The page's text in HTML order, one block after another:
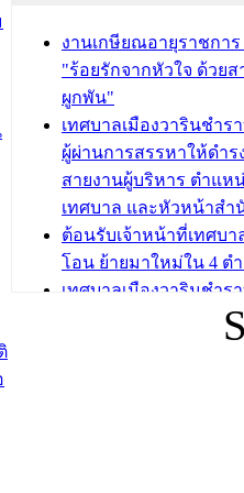
กองสวัสดิการสังคม เทศ
วารินชำราบ จัดโครงก
ระยะสั้น ประจำปี 2568
ถักทอผลิตภัณฑ์จากถุง
บทความ อื่นๆ ...
งานเกษียณอายุราชการ
"ร้อยรักจากหัวใจ ด้วยส
ผูกพัน"
เทศบาลเมืองวารินชำร
ผู้ผ่านการสรรหาให้ดำร
สายงานผู้บริหาร ตำแห
เทศบาล และหัวหน้าสำ
ต้อนรับเจ้าหน้าที่เทศบา
โอน ย้ายมาใหม่ใน 4 ต
เทศบาลเมืองวารินชำร
ต้อนรับพนักงานเทศบา
สรรหาให้ดำรงตำแหน่